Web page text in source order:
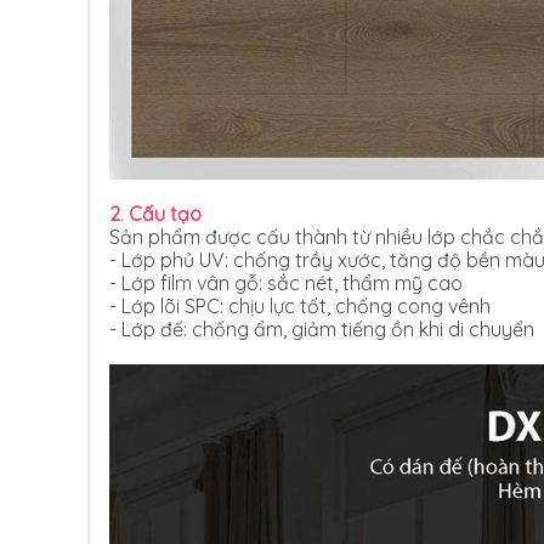
2. Cấu tạo
Sản phẩm được cấu thành từ nhiều lớp chắc
- Lớp phủ UV: chống trầy xước, tăng độ bền màu
- Lớp film vân gỗ: sắc nét, thẩm mỹ cao
- Lớp lõi SPC: chịu lực tốt, chống cong vênh
- Lớp đế: chống ẩm, giảm tiếng ồn khi di chuyển